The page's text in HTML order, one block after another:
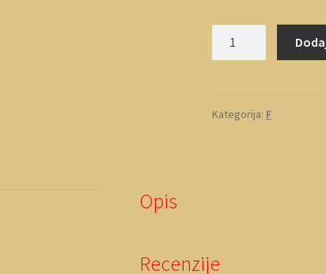
Kategorija: F
Opis
Recenzije